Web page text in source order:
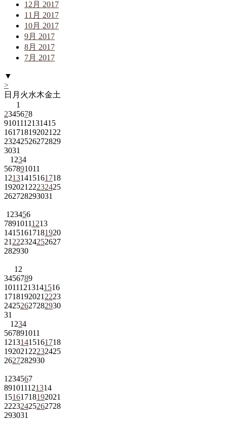
12月 2017
11月 2017
10月 2017
9月 2017
8月 2017
7月 2017
▼
>
日 月 火水木金土
1
2345678
9101112131415
161718192021 22
23242526272829
3031
1 234
567891011
12131415161718
192021 22232425
262728293031
1 23456
78910111213
14151617181920
21 222324252627
282930
1 2
3456789
10111213141516
1718192021 2223
24252627282930
31
1 234
567891011
12131415161718
192021 22232425
2627282930
1 234567
891011121314
15161718192021
22232425262728
293031